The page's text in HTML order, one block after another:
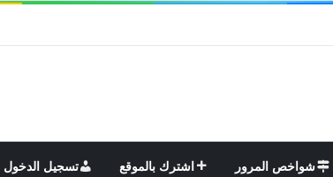
شواخص المرور اشترك بالموقع تسجيل الدخول